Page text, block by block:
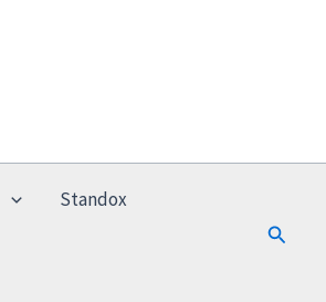
Standox
Suchen